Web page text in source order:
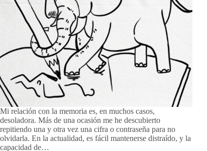
Mi relación con la memoria es, en muchos casos,
desoladora. Más de una ocasión me he descubierto
repitiendo una y otra vez una cifra o contraseña para no
olvidarla. En la actualidad, es fácil mantenerse distraído, y la
capacidad de…